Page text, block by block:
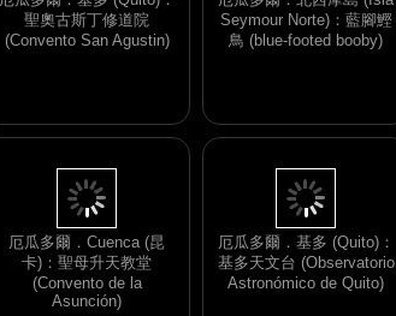
厄瓜多爾．基多 (Quito)：
聖奧古斯丁修道院
厄瓜多爾．北西摩島 (Isla
厄瓜多爾．Cuenca (昆
卡)：聖母升天教堂
(Convento de la
厄瓜多爾．基多 (Quito)：
基多天文台 (Observatorio